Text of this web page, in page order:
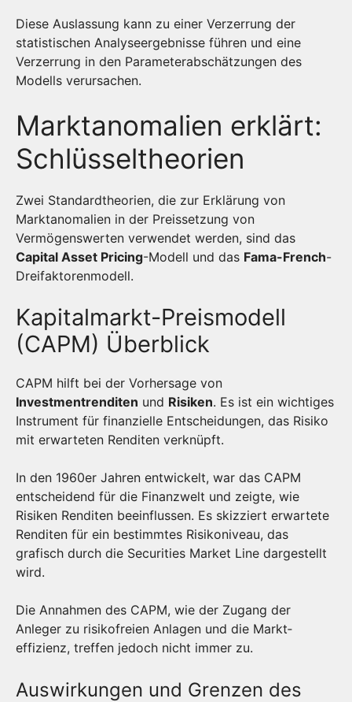
Diese Auslassung kann zu einer Verzerrung der
statistischen Analyseergebnisse führen und eine
Verzerrung in den Parameterabschätzungen des
Modells verursachen.
Marktanomalien erklärt:
Schlüsseltheorien
Zwei Standardtheorien, die zur Erklärung von
Marktanomalien in der Preissetzung von
Vermögenswerten verwendet werden, sind das
Capital Asset Pricing-Modell und das Fama-French-
Dreifaktorenmodell.
Kapitalmarkt-Preismodell
(CAPM) Überblick
CAPM hilft bei der Vorhersage von
Investmentrenditen und Risiken. Es ist ein wichtiges
Instrument für finanzielle Entscheidungen, das Risiko
mit erwarteten Renditen verknüpft.
In den 1960er Jahren entwickelt, war das CAPM
entscheidend für die Finanzwelt und zeigte, wie
Risiken Renditen beeinflussen. Es skizziert erwartete
Renditen für ein bestimmtes Risikoniveau, das
grafisch durch die Securities Market Line dargestellt
wird.
Die Annahmen des CAPM, wie der Zugang der
Anleger zu risikofreien Anlagen und die Markt­
effizienz, treffen jedoch nicht immer zu.
Auswirkungen und Grenzen des